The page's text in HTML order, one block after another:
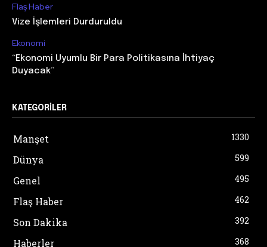
Flaş Haber
Vize İşlemleri Durduruldu
Ekonomi
“Ekonomi Uyumlu Bir Para Politikasına İhtiyaç
Duyacak”
KATEGORILER
Manşet 1330
Dünya 599
Genel 495
Flaş Haber 462
Son Dakika 392
Haberler 368